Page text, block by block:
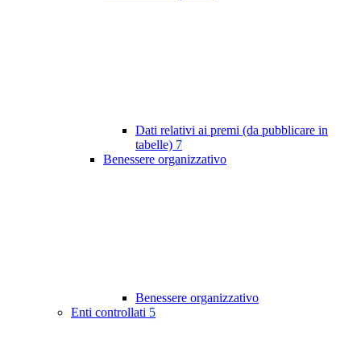
Dati relativi ai premi (da pubblicare in
tabelle) 7
Benessere organizzativo
Benessere organizzativo
Enti controllati 5